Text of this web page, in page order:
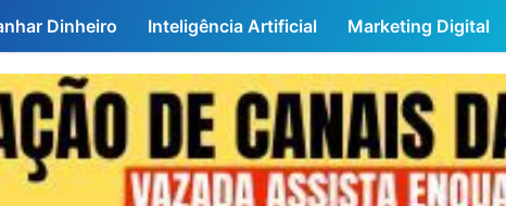
Dinheiro Inteligência Artificial Marketing Digital